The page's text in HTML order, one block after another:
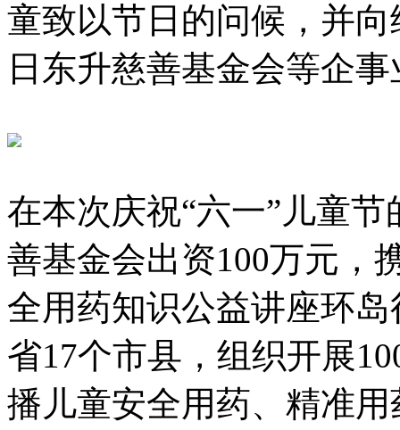
童致以节日的问候，并
日东升慈善基金会等企
在本次庆祝“六一”儿童
善基金会出资100万元，
全用药知识公益讲座环
省17个市县，组织开展
播儿童安全用药、精准